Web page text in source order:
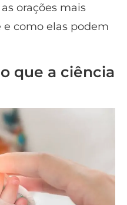
orações mais
e como elas podem
que a ciência